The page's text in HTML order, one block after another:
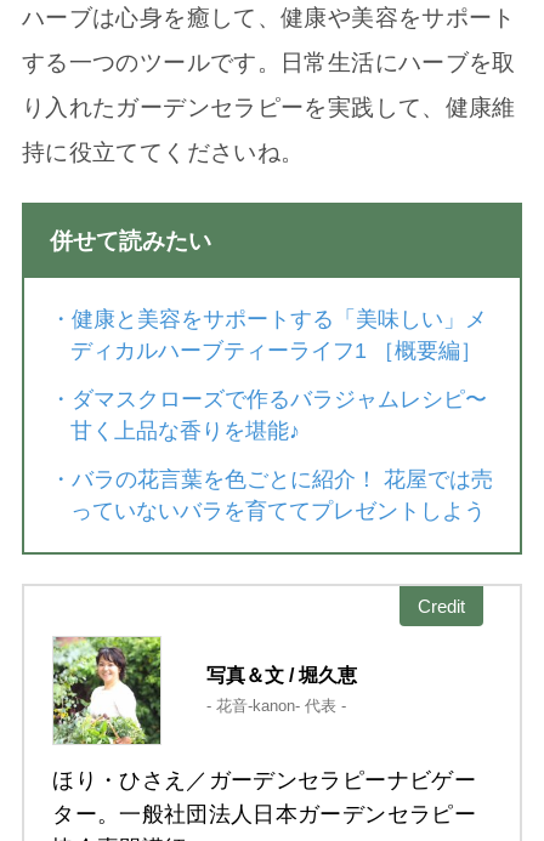
ハーブは心身を癒して、健康や美容をサポート
する一つのツールです。日常生活にハーブを取
り入れたガーデンセラピーを実践して、健康維
持に役立ててくださいね。
併せて読みたい
・ 健康と美容をサポートする「美味しい」メ
ディカルハーブティーライフ1 ［概要編］
・ ダマスクローズで作るバラジャムレシピ〜
甘く上品な香りを堪能♪
・ バラの花言葉を色ごとに紹介！ 花屋では売
っていないバラを育ててプレゼントしよう
Credit
写真＆文 / 堀久恵
- 花音-kanon- 代表 -
ほり・ひさえ／ガーデンセラピーナビゲー
ター。一般社団法人日本ガーデンセラピー